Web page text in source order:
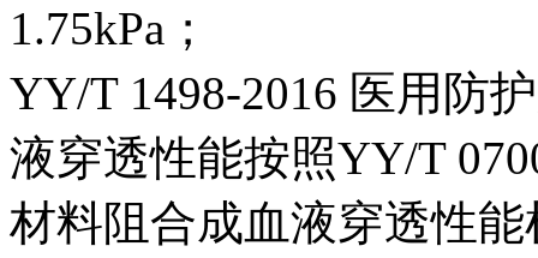
1.75kPa；
YY/T 1498-2016 医用防
液穿透性能按照YY/T
材料阻合成血液穿透性能